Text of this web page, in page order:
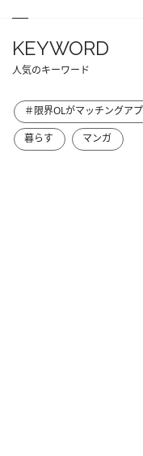
KEYWORD
人気のキーワード
＃限界OLがマッチングア
暮らす
マンガ